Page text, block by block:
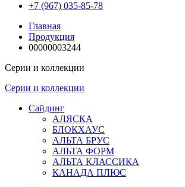
+7 (967) 035-85-78
Главная
Продукция
00000003244
Серии и коллекции
Серии и коллекции
Сайдинг
АЛЯСКА
БЛОКХАУС
АЛЬТА БРУС
АЛЬТА ФОРМ
АЛЬТА КЛАССИКА
КАНАДА ПЛЮС